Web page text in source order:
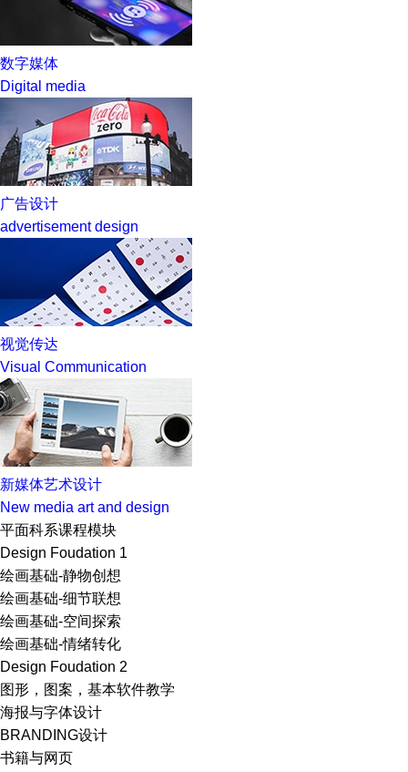
数字媒体
Digital media
广告设计
advertisement design
视觉传达
Visual Communication
新媒体艺术设计
New media art and design
平面科系课程模块
Design Foudation 1
绘画基础-静物创想
绘画基础-细节联想
绘画基础-空间探索
绘画基础-情绪转化
Design Foudation 2
图形，图案，基本软件教学
海报与字体设计
BRANDING设计
书籍与网页